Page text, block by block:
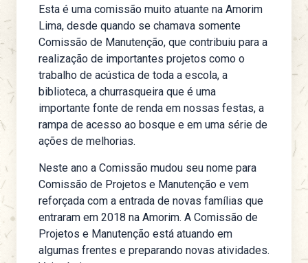
Esta é uma comissão muito atuante na Amorim
Lima, desde quando se chamava somente
Comissão de Manutenção, que contribuiu para a
realização de importantes projetos como o
trabalho de acústica de toda a escola, a
biblioteca, a churrasqueira que é uma
importante fonte de renda em nossas festas, a
rampa de acesso ao bosque e em uma série de
ações de melhorias.
Neste ano a Comissão mudou seu nome para
Comissão de Projetos e Manutenção e vem
reforçada com a entrada de novas famílias que
entraram em 2018 na Amorim. A Comissão de
Projetos e Manutenção está atuando em
algumas frentes e preparando novas atividades.